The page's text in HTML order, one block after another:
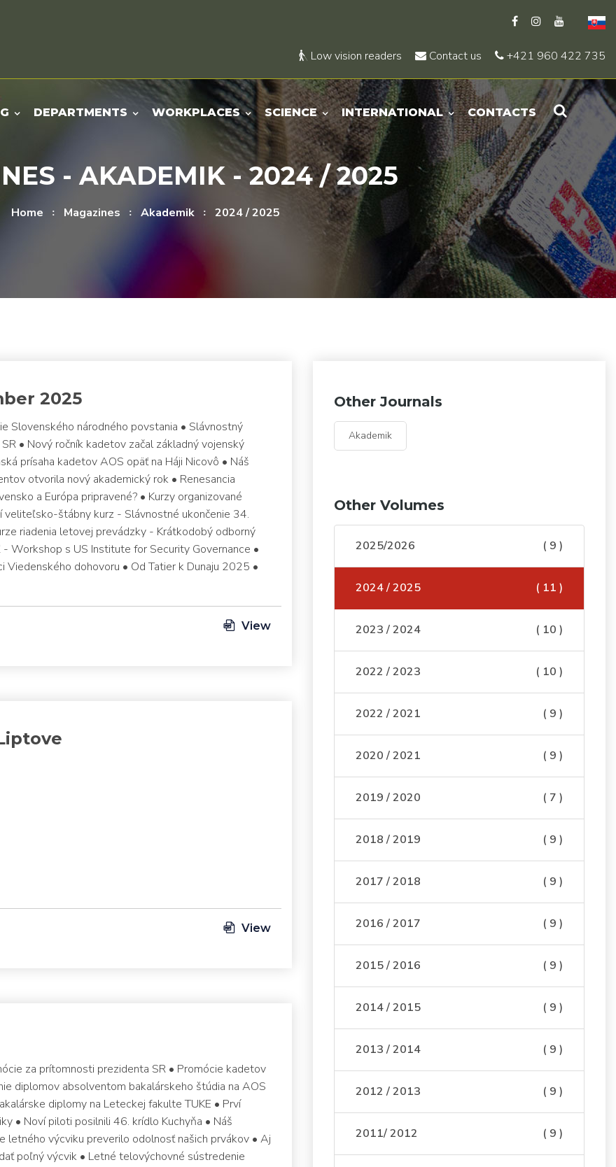
Low vision readers Contact us +421 960 422 735
DEPARTMENTS WORKPLACES SCIENCE INTERNATIONAL CONTACTS
- AKADEMIK - 2024 / 2025
Home Magazines Akademik 2024 / 2025
2025
Slovenského národného povstania • Slávnostný
• Nový ročník kadetov začal základný vojenský
prísaha kadetov AOS opäť na Háji Nicovô • Náš
otvorila nový akademický rok • Renesancia
a Európa pripravené? • Kurzy organizované
veliteľsko-štábny kurz - Slávnostné ukončenie 34.
riadenia letovej prevádzky - Krátkodobý odborný
Workshop s US Institute for Security Governance •
Viedenského dohovoru • Od Tatier k Dunaju 2025 •
View
View
za prítomnosti prezidenta SR • Promócie kadetov
diplomov absolventom bakalárskeho štúdia na AOS
diplomy na Leteckej fakulte TUKE • Prví
• Noví piloti posilnili 46. krídlo Kuchyňa • Náš
letného výcviku preverilo odolnosť našich prvákov • Aj
poľný výcvik • Letné telovýchovné sústredenie
Other Journals
Akademik
Other Volumes
2025/2026 ( 9 )
2024 / 2025 ( 11 )
2023 / 2024 ( 10 )
2022 / 2023 ( 10 )
2022 / 2021 ( 9 )
2020 / 2021 ( 9 )
2019 / 2020 ( 7 )
2018 / 2019 ( 9 )
2017 / 2018 ( 9 )
2016 / 2017 ( 9 )
2015 / 2016 ( 9 )
2014 / 2015 ( 9 )
2013 / 2014 ( 9 )
2012 / 2013 ( 9 )
2011/ 2012 ( 9 )